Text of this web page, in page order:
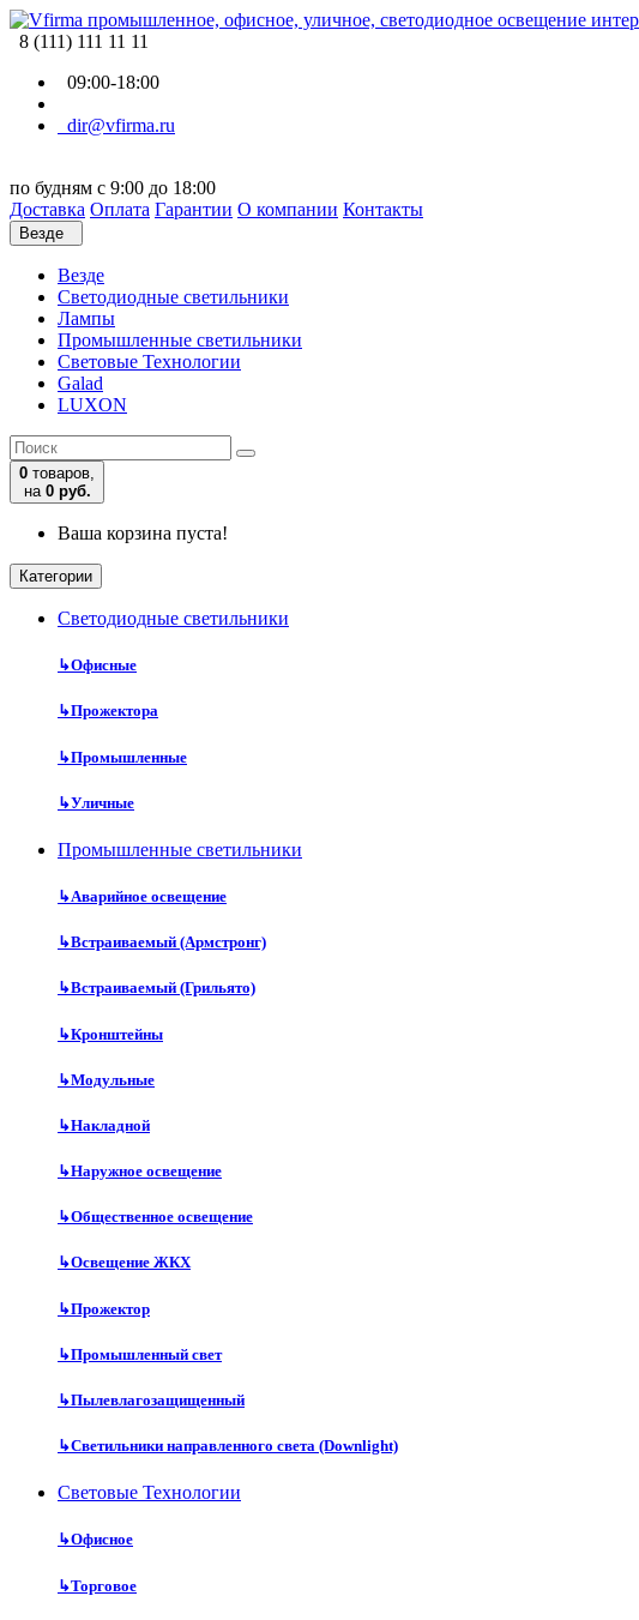
8 (111) 111 11 11
09:00-18:00
dir@vfirma.ru
по будням с 9:00 до 18:00
Доставка Оплата Гарантии О компании Контакты
Везде
Везде
Cветодиодные светильники
Лампы
Промышленные светильники
Световые Технологии
Galad
LUXON
0 товаров,
на 0 руб.
Ваша корзина пуста!
Категории
Cветодиодные светильники
↳Офисные
↳Прожектора
↳Промышленные
↳Уличные
Промышленные светильники
↳Аварийное освещение
↳Встраиваемый (Армстронг)
↳Встраиваемый (Грильято)
↳Кронштейны
↳Модульные
↳Накладной
↳Наружное освещение
↳Общественное освещение
↳Освещение ЖКХ
↳Прожектор
↳Промышленный свет
↳Пылевлагозащищенный
↳Светильники направленного света (Downlight)
Световые Технологии
↳Офисное
↳Торговое